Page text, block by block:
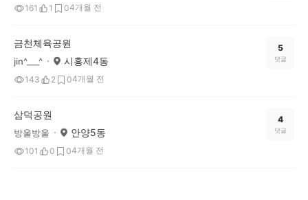
161 1 04개월 전
금천체육공원
jin^___^ 시흥제4동
143 2 04개월 전
5
댓글
삼덕공원
방울방울 안양5동
101 0 04개월 전
4
댓글